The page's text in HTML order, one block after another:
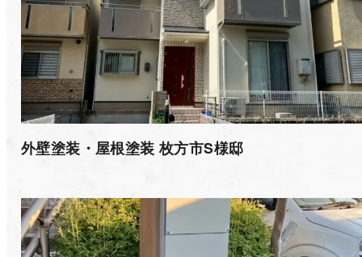
外壁塗装・屋根塗装 枚方市S様邸